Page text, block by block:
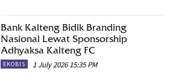
Bank Kalteng Bidik Branding
Nasional Lewat Sponsorship
Adhyaksa Kalteng FC
EKOBIS 1 July 2026 15:35 PM